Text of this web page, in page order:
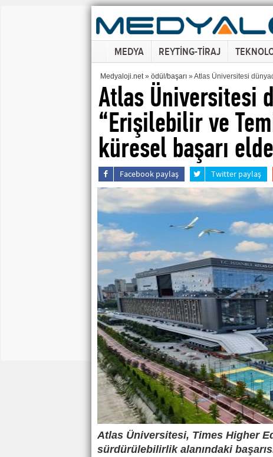
MEDYA REYTİNG-TİRAJ
Atlas Üniversitesi
“Erişilebilir ve
küresel başarı
Medyaloji.net» ödül/başarı» Atlas Üniversitesi
Facebook paylaş Twitter paylaş
Atlas Üniversitesi, Times Higher
sürdürülebilirlik alanındaki